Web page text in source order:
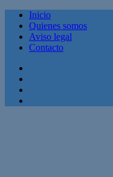
Inicio
Quienes somos
Aviso legal
Contacto